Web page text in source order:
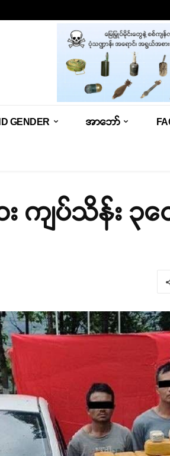
GENDER အာဘော်
ကျပ်သိန်း ၃ထ